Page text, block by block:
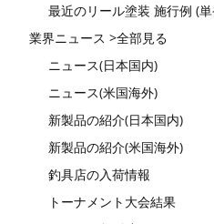
最近のリール塗装 施行例 (
業界ニュース >全部見る
ニュース(日本国内)
ニュース(米国海外)
新製品の紹介(日本国内)
新製品の紹介(米国海外)
釣具店の入荷情報
トーナメント大会結果